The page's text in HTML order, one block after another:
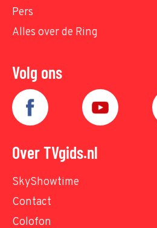
Pers
Alles over de Ring
Volg ons
Over TVgids.nl
SkyShowtime
Contact
Colofon